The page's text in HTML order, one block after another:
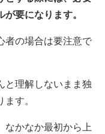
要になります。
者の場合は要注意で
と理解しないまま独
す。
なかなか最初から上